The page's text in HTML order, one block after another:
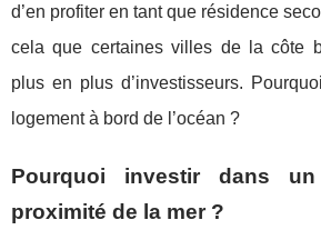
d’en profiter en tant que résidence
cela que certaines villes de la côte
plus en plus d’investisseurs.
logement à bord de l’océan ?
Pourquoi investir dans
proximité de la mer ?